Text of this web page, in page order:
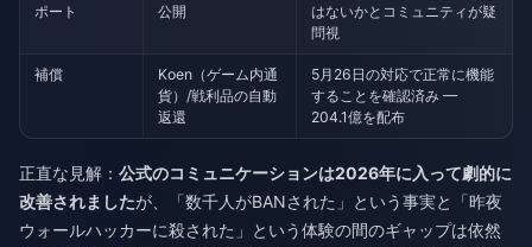
ポート
公開
はないかとコミュニティが疑
問視
補償
Koen（ゲーム内通
貨）/戦利品の自動
返還
5月26日の対応で正常に機能
することを確認済み —
204.1億を配布
正直な見解： 公式のコミュニケーションは2026年に入って劇的に
改善されましたが、「数千人がBANされた」という事実と「昨夜
ウォールハッカーに殺された」という体験の間のギャップは依然